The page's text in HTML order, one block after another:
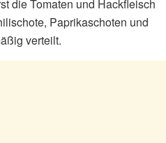
die Tomaten und Hackfleisch
Paprikaschoten und
verteilt.